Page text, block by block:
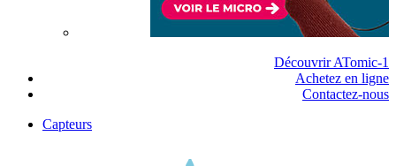
Découvrir ATomic-1
Achetez en ligne
Contactez-nous
Capteurs